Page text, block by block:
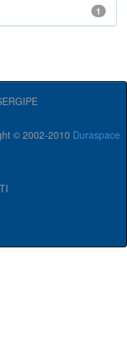
1
© 2002-2010 Duraspace